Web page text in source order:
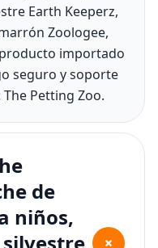
Earth Keeperz,
Zoologee,
importado
seguro y soporte
Petting Zoo.
de
niños,
+